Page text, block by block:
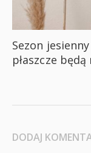
Sezon
płaszcze
DODAJ